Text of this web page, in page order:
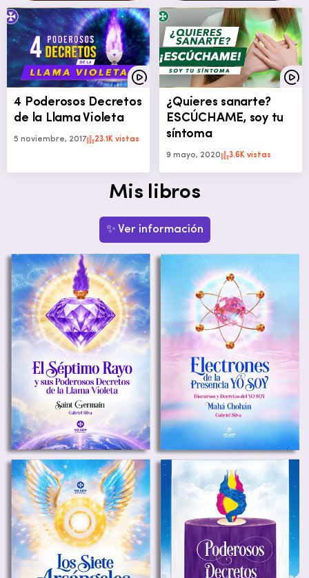
4 Poderosos Decretos
de la Llama Violeta
5 noviembre, 2017 23.1K vistas
¿Quieres sanarte?
ESCÚCHAME, soy tu
síntoma
9 mayo, 2020 3.6K vistas
Mis libros
✨ Ver información